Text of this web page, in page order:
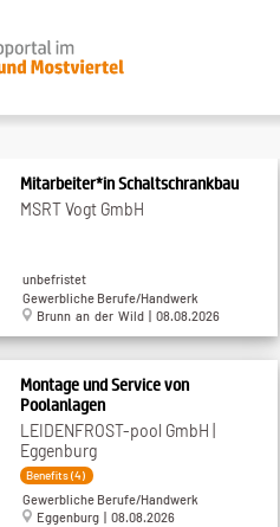
Mitarbeiter*in Schaltschrankbau
MSRT Vogt GmbH
unbefristet
Gewerbliche Berufe/Handwerk
Brunn an der Wild | 08.08.2026
Montage und Service von
Poolanlagen
LEIDENFROST-pool GmbH |
Eggenburg
Benefits (4)
Gewerbliche Berufe/Handwerk
Eggenburg | 08.08.2026